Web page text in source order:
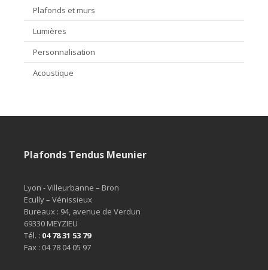
Plafonds et murs
Lumières
Personnalisation
Acoustique
Plafonds Tendus Meunier
Lyon - Villeurbanne – Bron
Ecully – Vénissieux
Bureaux : 94, avenue de Verdun
69330 MEYZIEU
Tél. : 04 78 31 53 79
Fax : 04 78 04 05 97